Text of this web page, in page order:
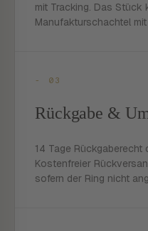
mit Tracking. Das Stück
Manufakturschachtel
- 03
Rückgabe &
14 Tage Rückgaberecht
Kostenfreier
sofern der Ring nicht